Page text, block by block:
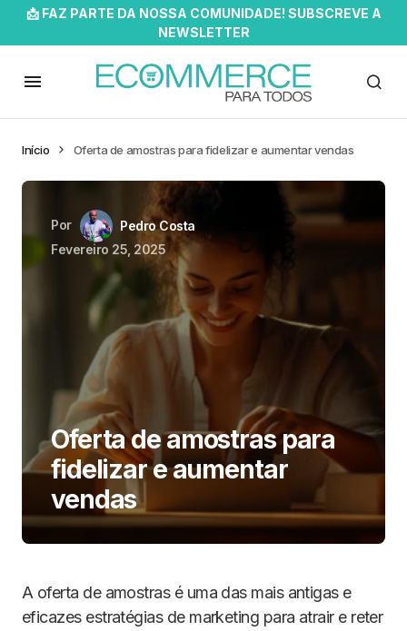
📩 FAZ PARTE DA NOSSA COMUNIDADE! SUBSCREVE A
NEWSLETTER
Início Oferta de amostras para fidelizar e aumentar vendas
Por
Pedro Costa
Fevereiro 25, 2025
Oferta de amostras para
fidelizar e aumentar
vendas
A oferta de amostras é uma das mais antigas e
eficazes estratégias de marketing para atrair e reter